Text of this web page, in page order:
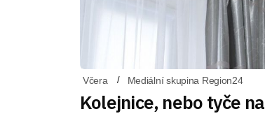
Včera Mediální skupina Region24
Kolejnice, nebo tyče na